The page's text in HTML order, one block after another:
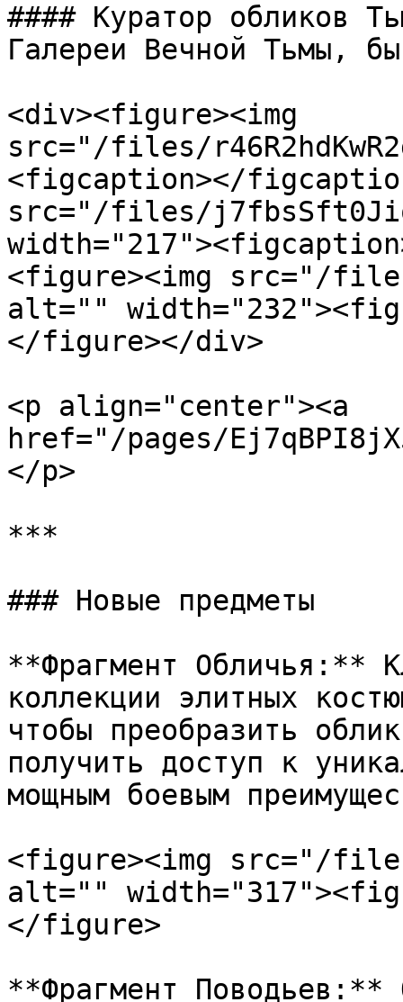
#### Куратор обликов
Галереи Вечной Тьмы,
<div><figure><img
src="/files/
<figcaption></
src="/files/
<figure><img src="/files/
alt=""
</figure></div>
<p align="center"><a
href="/pages/
</p>
***
### Новые предметы
**Фрагмент Обличья:**
коллекции элитных
чтобы преобразить
получить доступ к
мощным боевым
<figure><img src="/files/
alt=""
</figure>
**Фрагмент Поводьев:**